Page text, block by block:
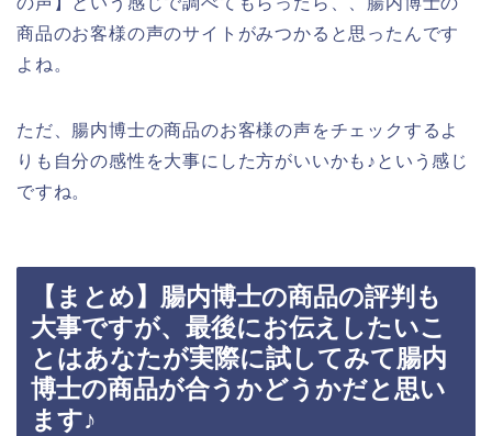
商品のお客様の声のサイトがみつかると思ったんです
よね。
ただ、腸内博士の商品のお客様の声をチェックするよ
りも自分の感性を大事にした方がいいかも♪という感じ
ですね。
【まとめ】腸内博士の商品の評判も
大事ですが、最後にお伝えしたいこ
とはあなたが実際に試してみて腸内
博士の商品が合うかどうかだと思い
ます♪